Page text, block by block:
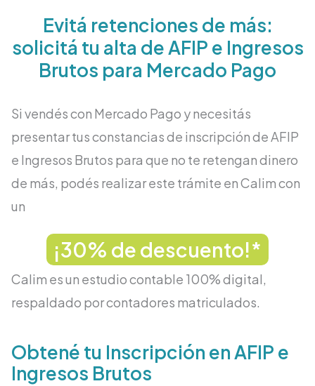
Evitá retenciones de más:
solicitá tu alta de AFIP e Ingresos
Brutos para Mercado Pago
Si vendés con Mercado Pago y necesitás
presentar tus constancias de inscripción de AFIP
e Ingresos Brutos para que no te retengan dinero
de más, podés realizar este trámite en Calim con
un
¡30% de descuento!*
Calim es un estudio contable 100% digital,
respaldado por contadores matriculados.
Obtené tu Inscripción en AFIP e
Ingresos Brutos